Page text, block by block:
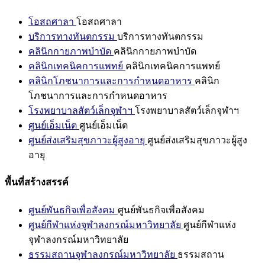
โอสถศาลา โอสถศาลา
บริการทางทันตกรรม บริการทางทันตกรรม
คลินิกกายภาพบำบัด คลินิกกายภาพบำบัด
คลินิกเทคนิคการแพทย์ คลินิกเทคนิคการแพทย์
คลินิกโภชนาการและการกำหนดอาหาร คลินิก
โภชนาการและการกำหนดอาหาร
โรงพยาบาลสัตว์เล็กจุฬาฯ โรงพยาบาลสัตว์เล็กจุฬาฯ
ศูนย์เอ็มเน็ต ศูนย์เอ็มเน็ต
ศูนย์ส่งเสริมสุขภาวะผู้สูงอายุ ศูนย์ส่งเสริมสุขภาวะผู้สูง
อายุ
พื้นที่สร้างสรรค์
ศูนย์พันธกิจเพื่อสังคม ศูนย์พันธกิจเพื่อสังคม
ศูนย์กีฬาแห่งจุฬาลงกรณ์มหาวิทยาลัย ศูนย์กีฬาแห่ง
จุฬาลงกรณ์มหาวิทยาลัย
ธรรมสถานจุฬาลงกรณ์มหาวิทยาลัย ธรรมสถาน